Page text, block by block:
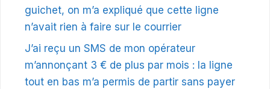
guichet, on m’a expliqué que cette ligne
n’avait rien à faire sur le courrier
J’ai reçu un SMS de mon opérateur
m’annonçant 3 € de plus par mois : la ligne
tout en bas m’a permis de partir sans payer